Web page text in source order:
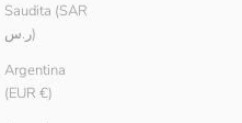
Saudita (SAR
ر.س)
Argentina
(EUR €)